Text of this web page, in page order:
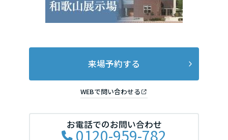
来場予約する
WEBで問い合わせる
お電話でのお問い合わせ
0120-959-782